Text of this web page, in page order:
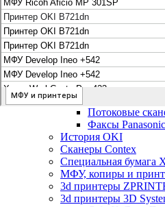
Распродажа
МФУ, сканеры,
Принтеры и
Плоттеры hp
МФУ, копиры и
МФУ, копиры и
Ремонт и продажа
Потоковые сканеры,
Потоковые
Факсы Panasonic
История OKI
Сканеры Contex
Специальная бумага
МФУ, копиры и
3d принтеры
3d принтеры 3D